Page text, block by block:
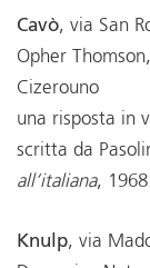
Cavò, via San
Opher Thomson,
Cizerouno
una risposta in
scritta da
all’italiana, 1968
Knulp, via